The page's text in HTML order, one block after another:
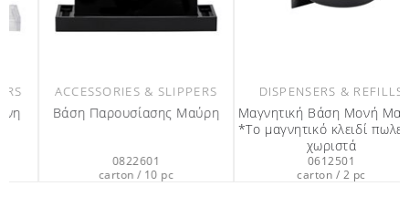
ACCESSORIES & SLIPPERS
Βάση Παρουσίασης Μαύρη
0822601
carton / 10 pc
DISPENSERS & REFILLS
Μαγνητική Βάση Μονή Μαύρη
*Το μαγνητικό κλειδί πωλείται
χωριστά
0612501
carton / 2 pc